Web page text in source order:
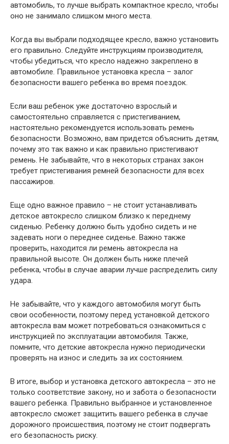
автомобиль, то лучше выбрать компактное кресло, чтобы
оно не занимало слишком много места.
Когда вы выбрали подходящее кресло, важно установить
его правильно. Следуйте инструкциям производителя,
чтобы убедиться, что кресло надежно закреплено в
автомобиле. Правильное установка кресла – залог
безопасности вашего ребенка во время поездок.
Если ваш ребенок уже достаточно взрослый и
самостоятельно справляется с пристегиванием,
настоятельно рекомендуется использовать ремень
безопасности. Возможно, вам придется объяснить детям,
почему это так важно и как правильно пристегивают
ремень. Не забывайте, что в некоторых странах закон
требует пристегивания ремней безопасности для всех
пассажиров.
Еще одно важное правило – не стоит устанавливать
детское автокресло слишком близко к переднему
сиденью. Ребенку должно быть удобно сидеть и не
задевать ноги о переднее сиденье. Важно также
проверить, находится ли ремень автокресла на
правильной высоте. Он должен быть ниже плечей
ребенка, чтобы в случае аварии лучше распределить силу
удара.
Не забывайте, что у каждого автомобиля могут быть
свои особенности, поэтому перед установкой детского
автокресла вам может потребоваться ознакомиться с
инструкцией по эксплуатации автомобиля. Также,
помните, что детские автокресла нужно периодически
проверять на износ и следить за их состоянием.
В итоге, выбор и установка детского автокресла – это не
только соответствие закону, но и забота о безопасности
вашего ребенка. Правильно выбранное и установленное
автокресло сможет защитить вашего ребенка в случае
дорожного происшествия, поэтому не стоит подвергать
его безопасность риску.